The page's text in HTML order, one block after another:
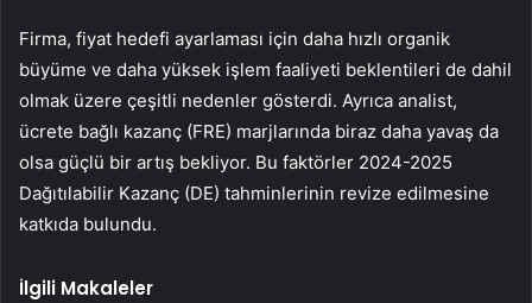
Firma, fiyat hedefi ayarlaması için daha hızlı organik
büyüme ve daha yüksek işlem faaliyeti beklentileri de dahil
olmak üzere çeşitli nedenler gösterdi. Ayrıca analist,
ücrete bağlı kazanç (FRE) marjlarında biraz daha yavaş da
olsa güçlü bir artış bekliyor. Bu faktörler 2024-2025
Dağıtılabilir Kazanç (DE) tahminlerinin revize edilmesine
katkıda bulundu.
İlgili Makaleler